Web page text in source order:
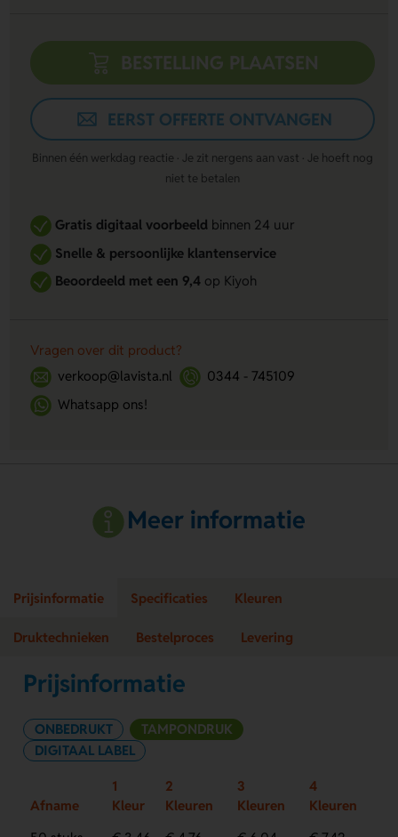
BESTELLING PLAATSEN
EERST OFFERTE ONTVANGEN
Binnen één werkdag reactie · Je zit nergens aan vast · Je hoeft nog
niet te betalen
Gratis digitaal voorbeeldbinnen 24 uur
Snelle & persoonlijke klantenservice
Beoordeeld met een 9,4op Kiyoh
Vragen over dit product?
verkoop@lavista.nl
0344 - 745109
Whatsapp ons!
Meer informatie
Prijsinformatie Specificaties Kleuren
Druktechnieken Bestelproces Levering
Prijsinformatie
ONBEDRUKT
TAMPONDRUK
DIGITAAL LABEL
Afname
1
Kleur
2
Kleuren
3
Kleuren
4
Kleuren